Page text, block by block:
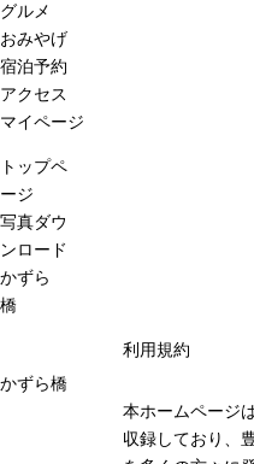
グルメ
おみやげ
宿泊予約
アクセス
マイページ
トップペ
ージ
写真ダウ
ンロード
かずら
橋
かずら橋
利用規約
本ホームページ
収録しており、